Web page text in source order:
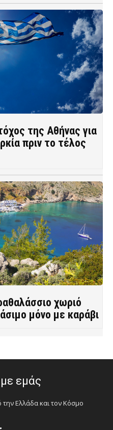
της Αθήνας για
πριν το τέλος
χωριό
μόνο με καράβι
εμάς
την Ελλάδα και τον Κόσμο